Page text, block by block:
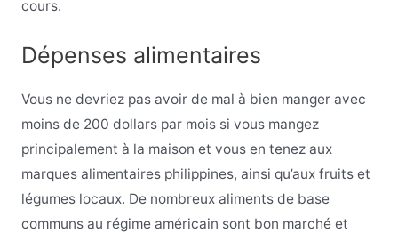
cours.
Dépenses alimentaires
Vous ne devriez pas avoir de mal à bien manger avec
moins de 200 dollars par mois si vous mangez
principalement à la maison et vous en tenez aux
marques alimentaires philippines, ainsi qu’aux fruits et
légumes locaux. De nombreux aliments de base
communs au régime américain sont bon marché et